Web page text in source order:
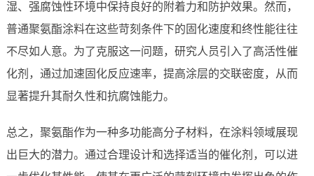
湿、强腐蚀性环境中保持良好的附着力和防护效果。然而，
普通聚氨酯涂料在这些苛刻条件下的固化速度和终性能往往
不尽如人意。为了克服这一问题，研究人员引入了高活性催
化剂，通过加速固化反应速率，提高涂层的交联密度，从而
显著提升其耐久性和抗腐蚀能力。
总之，聚氨酯作为一种多功能高分子材料，在涂料领域展现
出巨大的潜力。通过合理设计和选择适当的催化剂，可以进